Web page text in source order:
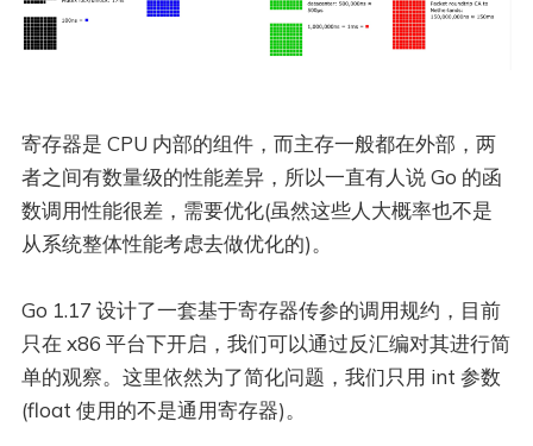
寄存器是 CPU 内部的组件，而主存一般都在外部，两
者之间有数量级的性能差异，所以一直有人说 Go 的函
数调用性能很差，需要优化(虽然这些人大概率也不是
从系统整体性能考虑去做优化的)。
Go 1.17 设计了一套基于寄存器传参的调用规约，目前
只在 x86 平台下开启，我们可以通过反汇编对其进行简
单的观察。这里依然为了简化问题，我们只用 int 参数
(float 使用的不是通用寄存器)。